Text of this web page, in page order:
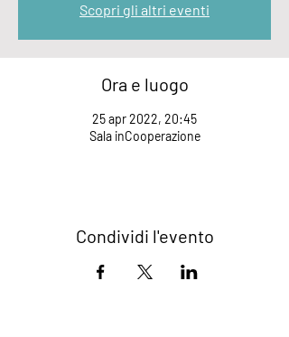
Scopri gli altri eventi
Ora e luogo
25 apr 2022, 20:45
Sala inCooperazione
Condividi l'evento